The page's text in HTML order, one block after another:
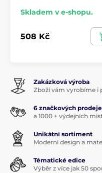
Skladem v e-shopu.
508 Kč
Zakázková výroba
Zboží vám vyrobíme i
6 značkových
a 1000 + výdejních
Unikátní sortiment
Moderní design a
Tématické edice
Výběr z více jak 50